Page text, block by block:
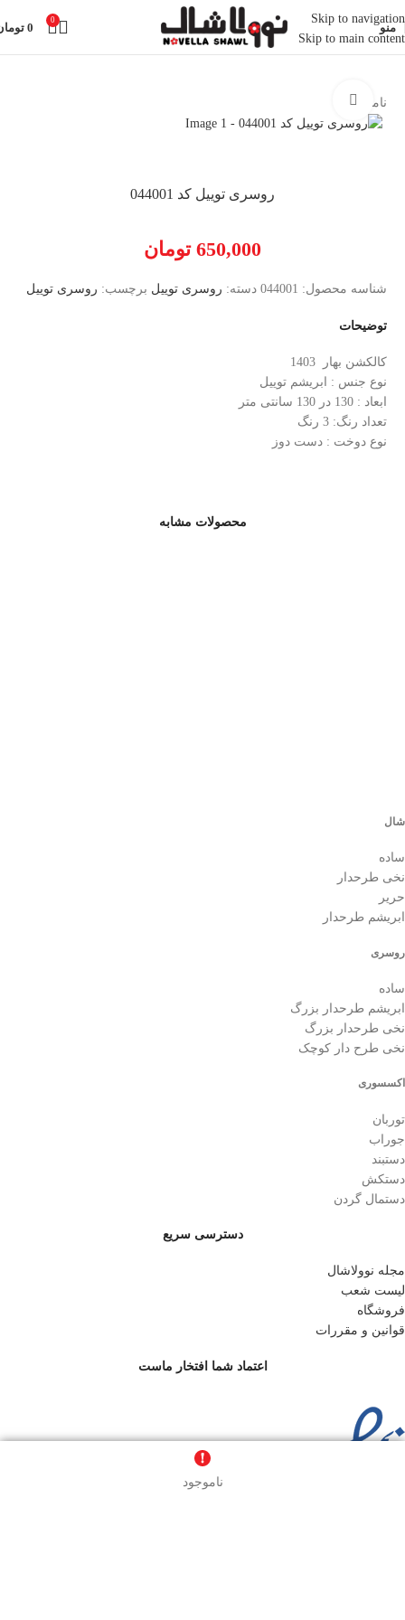
Skip to navigation
Skip to main content
منو
0
0
خانه روسری روسری توییل
ناموجود
روسری توییل کد 044001
650,000 تومان
شناسه محصول: 044001 دسته: روسری توییل برچسب: روسری توییل
توضیحات
کالکشن بهار 1403
نوع جنس : ابریشم توییل
ابعاد : 130 در 130 سانتی متر
تعداد رنگ: 3 رنگ
نوع دوخت : دست دوز
محصولات مشابه
ناموجود
شال
ساده
نخی طرحدار
حریر
ابریشم طرحدار
روسری
ساده
ابریشم طرحدار بزرگ
نخی طرحدار بزرگ
نخی طرح دار کوچک
اکسسوری
توربان
جوراب
دستبند
دستکش
دستمال گردن
دسترسی سریع
مجله نوولاشال
لیست شعب
فروشگاه
قوانین و مقررات
اعتماد شما افتخار ماست